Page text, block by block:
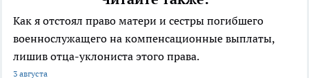
Как я отстоял право матери и сестры погибшего
военнослужащего на компенсационные выплаты,
лишив отца-уклониста этого права.
3 августа